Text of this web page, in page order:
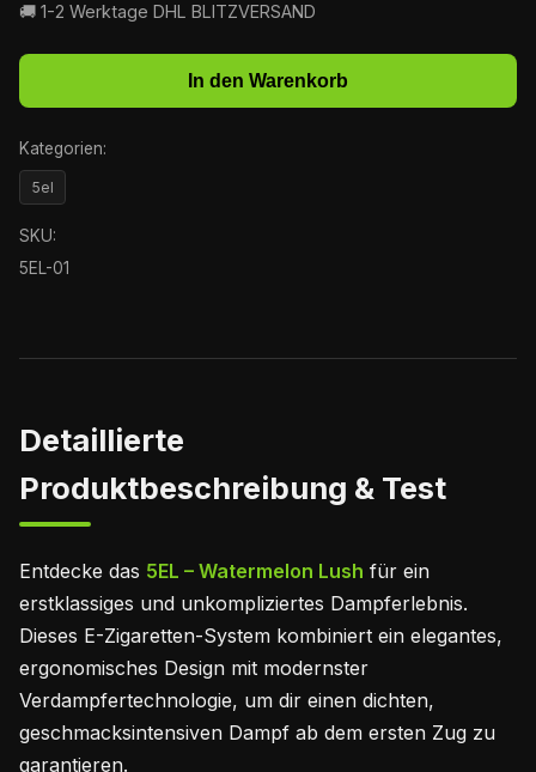
🚚 1-2 Werktage DHL BLITZVERSAND
In den Warenkorb
Kategorien:
5el
SKU:
5EL-01
Detaillierte
Produktbeschreibung & Test
Entdecke das 5EL – Watermelon Lush für ein
erstklassiges und unkompliziertes Dampferlebnis.
Dieses E-Zigaretten-System kombiniert ein elegantes,
ergonomisches Design mit modernster
Verdampfertechnologie, um dir einen dichten,
geschmacksintensiven Dampf ab dem ersten Zug zu
garantieren.